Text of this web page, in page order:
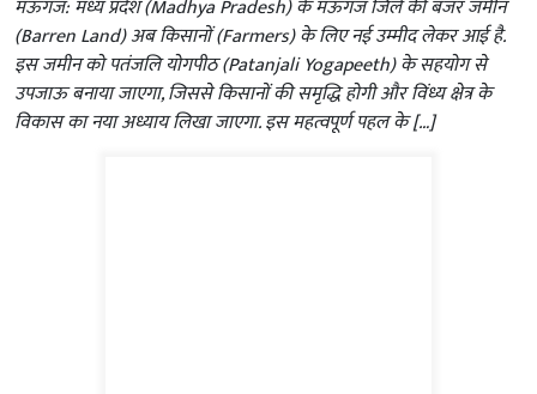
मऊगंज: मध्य प्रदेश (Madhya Pradesh) के मऊगंज जिले की बंजर जमीन
(Barren Land) अब किसानों (Farmers) के लिए नई उम्मीद लेकर आई है.
इस जमीन को पतंजलि योगपीठ (Patanjali Yogapeeth) के सहयोग से
उपजाऊ बनाया जाएगा, जिससे किसानों की समृद्धि होगी और विंध्य क्षेत्र के
विकास का नया अध्याय लिखा जाएगा. इस महत्वपूर्ण पहल के […]